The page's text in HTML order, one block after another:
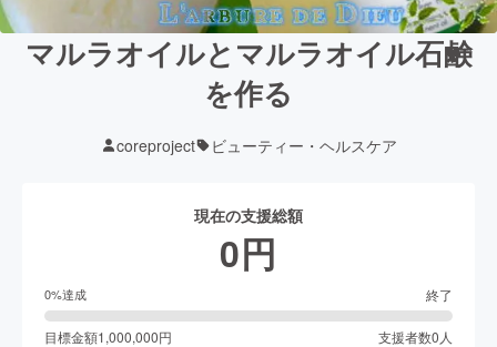
マルラオイルとマルラオイル石鹸
を作る
coreproject ビューティー・ヘルスケア
現在の支援総額
0円
0%達成 終了
目標金額1,000,000円 支援者数0 人